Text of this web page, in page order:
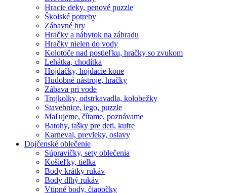
Hracie deky, penové puzzle
Školské potreby
Zábavné hry
Hračky a nábytok na záhradu
Hračky nielen do vody
Kolotoče nad postieľku, hračky so zvukom
Lehátka, chodítka
Hojdačky, hojdacie kone
Hudobné nástroje, hračky
Zábava pri vode
Trojkolky, odstrkavadla, kolobežky
Stavebnice, lego, puzzle
Maľujeme, čítame, poznávame
Batohy, tašky pre deti, kufre
Karneval, prevleky, oslavy
Dojčenské oblečenie
Súpravičky, sety oblečenia
Košieľky, tielka
Body krátky rukáv
Body dlhý rukáv
Vtipné body, čiapočky